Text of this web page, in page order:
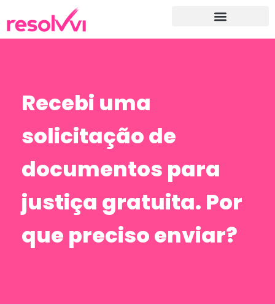
Recebi uma
solicitação de
documentos para
justiça gratuita. Por
que preciso enviar?